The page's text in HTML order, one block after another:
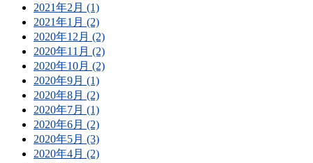
2021年2月 (1)
2021年1月 (2)
2020年12月 (2)
2020年11月 (2)
2020年10月 (2)
2020年9月 (1)
2020年8月 (2)
2020年7月 (1)
2020年6月 (2)
2020年5月 (3)
2020年4月 (2)